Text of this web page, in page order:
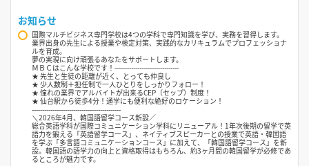
お知らせ
国際マルチビジネス専門学校は4つの学科で専門知識を学び、実務を習得します。
業界出身の先生による授業や検定対策、実践的なカリキュラムでプロフェッショナ
ルを育成。
夢の実現に向け頑張るあなたをサポートします。
ＭＢＣはこんな学校です！‐‐‐‐‐‐‐‐‐‐‐‐‐‐‐‐‐‐‐‐‐‐‐‐‐‐‐‐‐‐‐
★ 先生と生徒の距離が近く、とっても仲良し
★ 少人数制＋担任制で一人ひとりをしっかりフォロー！
★ 憧れの業界でアルバイトが出来るCEP（セップ）制度！
★ 仙台駅から徒歩4分！通学にも便利な絶好のロケーション！
‐‐‐‐‐‐‐‐‐‐‐‐‐‐‐‐‐‐‐‐‐‐‐‐‐‐‐‐‐‐‐‐‐‐‐‐‐‐‐‐‐‐‐
＼2026年4月、韓国語留学コース新設／
総合英語学科が国際コミュニケーション学科にリニューアル！1年次後期の留学で英
語力を鍛える「英語留学コース」、ネイティブスピーカーとの授業で英語・韓国語
を学ぶ「多言語コミュニケーションコース」に加えて、「韓国語留学コース」を新
設。韓国語の語学力の向上と資格取得はもちろん、約3ヶ月間の韓国留学が必修であ
るところが魅力です。